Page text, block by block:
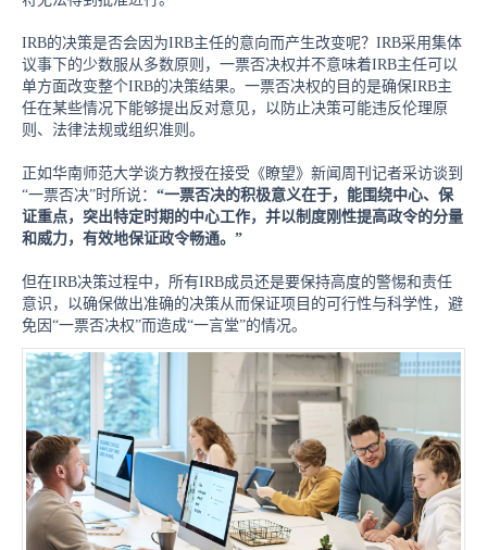
IRB的决策是否会因为IRB主任的意向而产生改变呢？IRB采用集体
议事下的少数服从多数原则，一票否决权并不意味着IRB主任可以
单方面改变整个IRB的决策结果。一票否决权的目的是确保IRB主
任在某些情况下能够提出反对意见，以防止决策可能违反伦理原
则、法律法规或组织准则。
正如华南师范大学谈方教授在接受《瞭望》新闻周刊记者采访谈到
“一票否决”时所说： “一票否决的积极意义在于，能围绕中心、保
证重点，突出特定时期的中心工作，并以制度刚性提高政令的分量
和威力，有效地保证政令畅通。”
但在IRB决策过程中，所有IRB成员还是要保持高度的警惕和责任
意识，以确保做出准确的决策从而保证项目的可行性与科学性，避
免因“一票否决权”而造成“一言堂”的情况。